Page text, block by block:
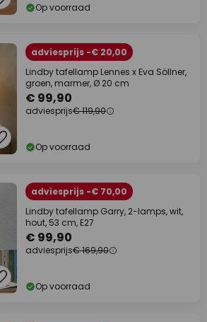
Op voorraad
adviesprijs -€ 20,00
Lindby tafellamp Lennes x Eva Söllner,
groen, marmer, Ø 20 cm
€ 99,90
adviesprijs€ 119,90
Op voorraad
adviesprijs -€ 70,00
Lindby tafellamp Garry, 2-lamps, wit,
hout, 53 cm, E27
€ 99,90
adviesprijs€ 169,90
Op voorraad